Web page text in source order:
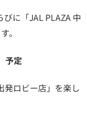
に「JAL PLAZA 中
。
予定
発ロビー店」を楽し